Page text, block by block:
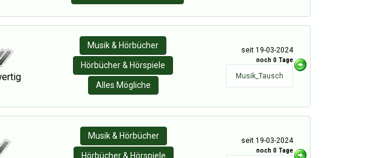
Musik & Hörbücher
Hörbücher & Hörspiele
Alles Mögliche
seit 19-03-2024
noch 0 Tage
Musik_Tausch
Musik & Hörbücher
Hörbücher & Hörspiele
seit 19-03-2024
noch 0 Tage